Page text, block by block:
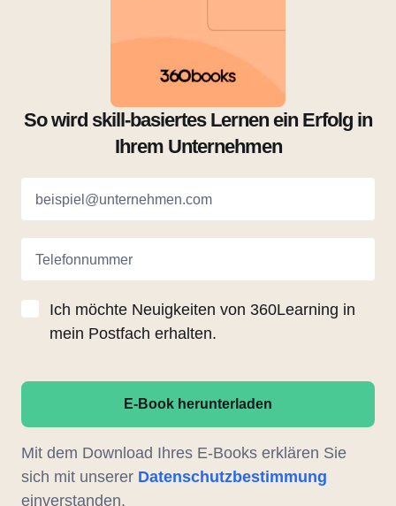
So wird skill-basiertes Lernen ein Erfolg in
Ihrem Unternehmen
beispiel@unternehmen.com
Telefonnummer
Ich möchte Neuigkeiten von 360Learning in
mein Postfach erhalten.
E-Book herunterladen
Mit dem Download Ihres E-Books erklären Sie
sich mit unserer Datenschutzbestimmung
einverstanden.